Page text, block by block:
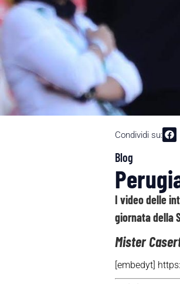
Condividi su:
Blog
I video delle
giornata della
Mister
[embedyt]